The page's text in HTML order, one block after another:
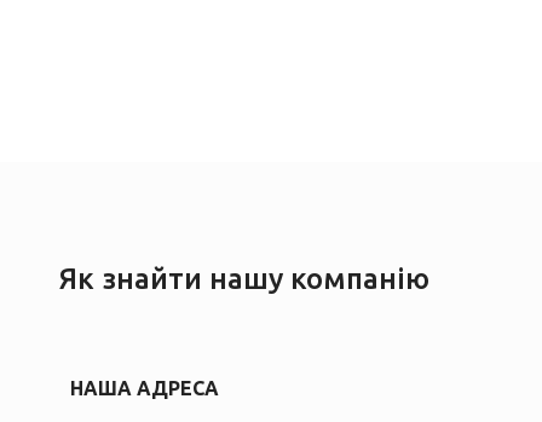
Як знайти нашу компанію
НАША АДРЕСА